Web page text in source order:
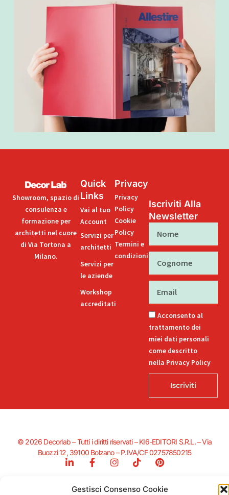
Gestisci Consenso Cookie
Showroom, spazio di
consulenza e
formazione per
architetti nel cuore
di Via Tortona a
Milano.
Quick
Links
Vai al tuo
Account
Servizi per
architetti
Servizi per
le aziende
Workshop
accreditati
Privacy
Privacy
Policy
Cookie
Policy
Termini e
condizioni
Iscriviti Alla
Newsletter
Acconsento al
trattamento dei
miei dati personali
come descritto
nella Privacy Policy
Iscriviti
© 2026 Decorlab – Tutti i diritti riservati – KI6-EDITORI S.R.L. – Via
Buozzi 12, 39100 Bolzano – P.IVA/CF 02757850215
L
k
F
a
e
I
t
T
t
P
t